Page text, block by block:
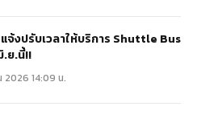
จ้งปรับเวลาให้บริการ Shuttle Bus
.ย.นี้!!
2026 14:09 น.